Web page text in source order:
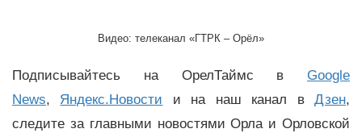
Видео: телеканал «ГТРК – Орёл»
Подписывайтесь на ОрелТаймс в Google
News, Яндекс.Новости и на наш канал вДзен,
следите за главными новостями Орла и Орловской